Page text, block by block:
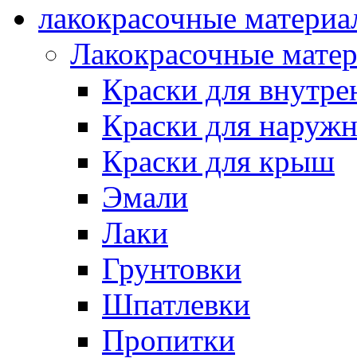
лакокрасочные
Лакокрасочные
Краски для
Краски для
Краски для крыш
Эмали
Лаки
Грунтовки
Шпатлевки
Пропитки